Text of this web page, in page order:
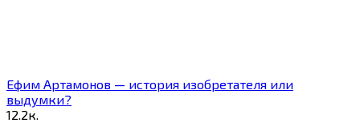
Ефим Артамонов — история изобретателя или
выдумки?
12.2к.